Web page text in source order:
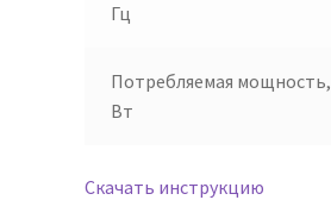
Гц
Потребляемая мощность,
Вт
Скачать инструкцию